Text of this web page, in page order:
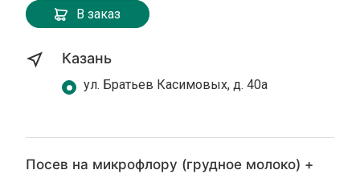
В заказ
Казань
ул. Братьев Касимовых, д. 40а
Посев на микрофлору (грудное молоко) +